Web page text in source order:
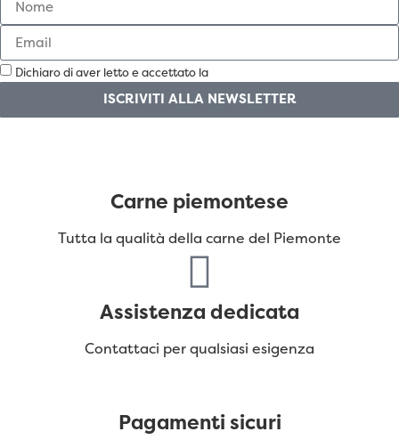
Dichiaro di aver letto e accettato la
ISCRIVITI ALLA NEWSLETTER
Carne piemontese
Tutta la qualità della carne del Piemonte
Assistenza dedicata
Contattaci per qualsiasi esigenza
Pagamenti sicuri